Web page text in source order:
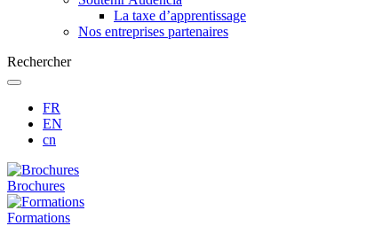
La taxe d’apprentissage
Nos entreprises partenaires
Rechercher
FR
EN
cn
Brochures
Formations